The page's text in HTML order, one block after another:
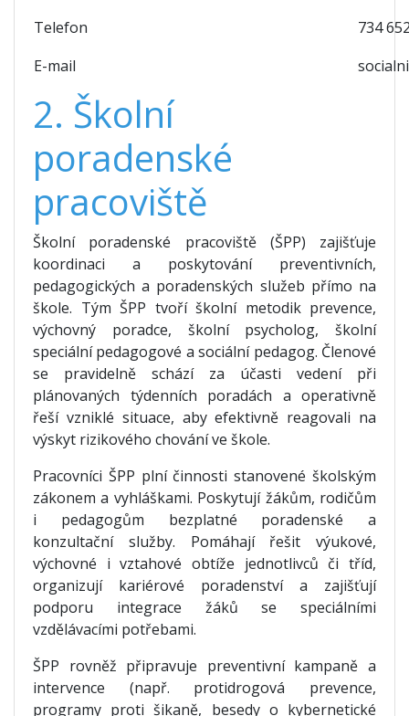
Telefon
734
E-mail
2. Školní
poradenské
pracoviště
Školní poradenské pracoviště (ŠPP) zajišťuje
koordinaci a poskytování preventivních,
pedagogických a poradenských služeb přímo na
škole. Tým ŠPP tvoří školní metodik prevence,
výchovný poradce, školní psycholog, školní
speciální pedagogové a sociální pedagog. Členové
se pravidelně schází za účasti vedení při
plánovaných týdenních poradách a operativně
řeší vzniklé situace, aby efektivně reagovali na
výskyt rizikového chování ve škole.
Pracovníci ŠPP plní činnosti stanovené školským
zákonem a vyhláškami. Poskytují žákům, rodičům
i pedagogům bezplatné poradenské a
konzultační služby. Pomáhají řešit výukové,
výchovné i vztahové obtíže jednotlivců či tříd,
organizují kariérové poradenství a zajišťují
podporu integrace žáků se speciálními
vzdělávacími potřebami.
ŠPP rovněž připravuje preventivní kampaně a
intervence (např. protidrogová prevence,
programy proti šikaně, besedy o kybernetické